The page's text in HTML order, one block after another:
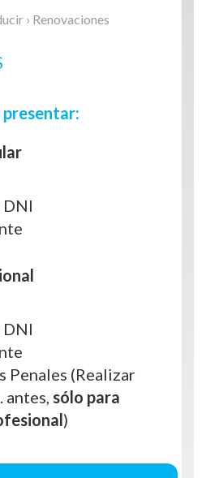
› Renovaciones
Penales (Realizar
antes, sólo para
)